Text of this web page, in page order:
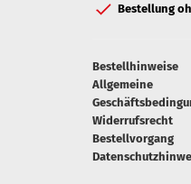
Bestellung
Bestellhinweise
Allgemeine
Widerrufsrecht
Bestellvorgang